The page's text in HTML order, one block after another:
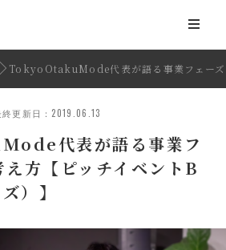
TokyoOtakuMode代表が語る事業フェーズ
更新日：2019.06.13
代表が語る事業フ
え方【ピッチイベントB
）】